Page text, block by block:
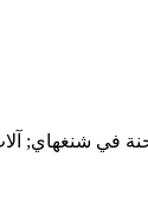
في شنغهاي;